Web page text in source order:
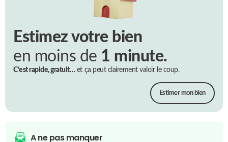
Estimez votre bien
en moins de 1 minute.
C’est rapide, gratuit…et ça peut clairement valoir le coup.
Estimer mon bien
A ne pas manquer